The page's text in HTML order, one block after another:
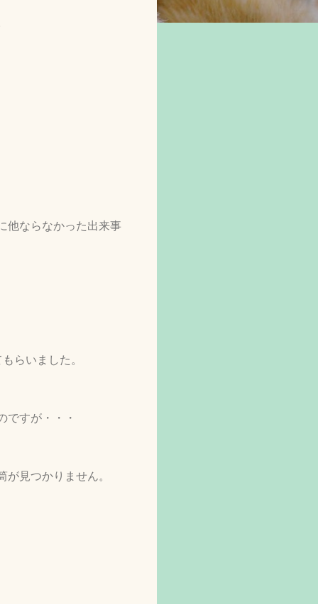
他ならなかった出来事
らいました。
ですが・・・
見つかりません。